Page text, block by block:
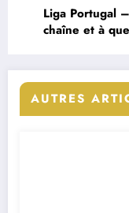
Liga Portugal
chaîne et à
AUTRES